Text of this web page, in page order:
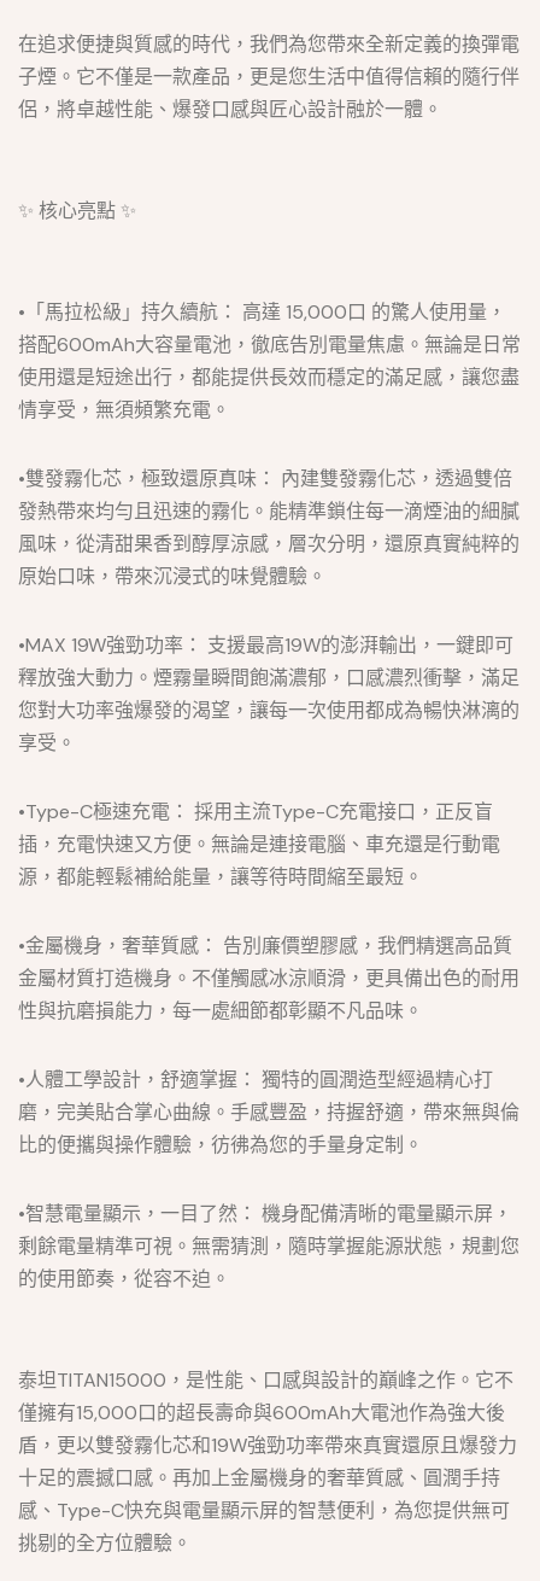
在追求便捷與質感的時代，我們為您帶來全新定義的換彈電
子煙。它不僅是一款產品，更是您生活中值得信賴的隨行伴
侶，將卓越性能、爆發口感與匠心設計融於一體。
✨ 核心亮點 ✨
•「馬拉松級」持久續航： 高達 15,000口 的驚人使用量，
搭配600mAh大容量電池，徹底告別電量焦慮。無論是日常
使用還是短途出行，都能提供長效而穩定的滿足感，讓您盡
情享受，無須頻繁充電。
•雙發霧化芯，極致還原真味： 內建雙發霧化芯，透過雙倍
發熱帶來均勻且迅速的霧化。能精準鎖住每一滴煙油的細膩
風味，從清甜果香到醇厚涼感，層次分明，還原真實純粹的
原始口味，帶來沉浸式的味覺體驗。
•MAX 19W強勁功率： 支援最高19W的澎湃輸出，一鍵即可
釋放強大動力。煙霧量瞬間飽滿濃郁，口感濃烈衝擊，滿足
您對大功率強爆發的渴望，讓每一次使用都成為暢快淋漓的
享受。
•Type-C極速充電： 採用主流Type-C充電接口，正反盲
插，充電快速又方便。無論是連接電腦、車充還是行動電
源，都能輕鬆補給能量，讓等待時間縮至最短。
•金屬機身，奢華質感： 告別廉價塑膠感，我們精選高品質
金屬材質打造機身。不僅觸感冰涼順滑，更具備出色的耐用
性與抗磨損能力，每一處細節都彰顯不凡品味。
•人體工學設計，舒適掌握： 獨特的圓潤造型經過精心打
磨，完美貼合掌心曲線。手感豐盈，持握舒適，帶來無與倫
比的便攜與操作體驗，彷彿為您的手量身定制。
•智慧電量顯示，一目了然： 機身配備清晰的電量顯示屏，
剩餘電量精準可視。無需猜測，隨時掌握能源狀態，規劃您
的使用節奏，從容不迫。
泰坦TITAN15000，是性能、口感與設計的巔峰之作。它不
僅擁有15,000口的超長壽命與600mAh大電池作為強大後
盾，更以雙發霧化芯和19W強勁功率帶來真實還原且爆發力
十足的震撼口感。再加上金屬機身的奢華質感、圓潤手持
感、Type-C快充與電量顯示屏的智慧便利，為您提供無可
挑剔的全方位體驗。